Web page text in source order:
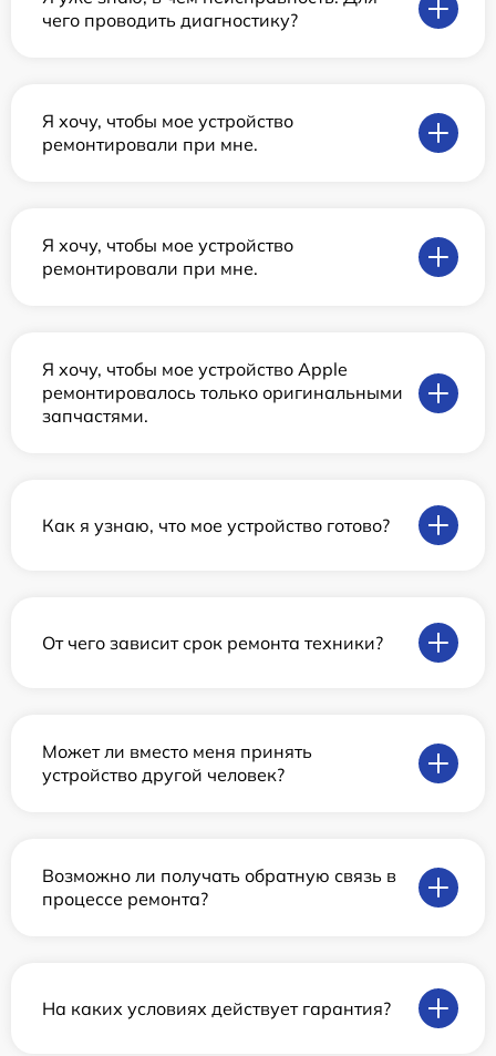
чего проводить диагностику?
Я хочу, чтобы мое устройство
ремонтировали при мне.
Я хочу, чтобы мое устройство
ремонтировали при мне.
Я хочу, чтобы мое устройство Apple
ремонтировалось только оригинальными
запчастями.
Как я узнаю, что мое устройство готово?
От чего зависит срок ремонта техники?
Может ли вместо меня принять
устройство другой человек?
Возможно ли получать обратную связь в
процессе ремонта?
На каких условиях действует гарантия?